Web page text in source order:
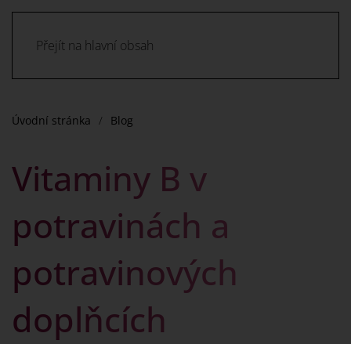
Přejít na hlavní obsah
Úvodní stránka Blog
Vitaminy B v
potravinách a
potravinových
doplňcích